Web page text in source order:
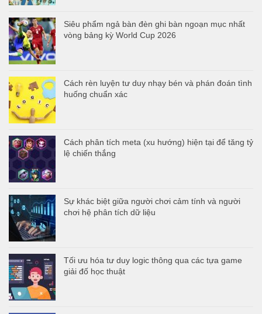
Siêu phẩm ngả bàn đèn ghi bàn ngoạn mục nhất
vòng bảng kỳ World Cup 2026
Cách rèn luyện tư duy nhạy bén và phán đoán tình
huống chuẩn xác
Cách phân tích meta (xu hướng) hiện tại để tăng tỷ
lệ chiến thắng
Sự khác biệt giữa người chơi cảm tính và người
chơi hệ phân tích dữ liệu
Tối ưu hóa tư duy logic thông qua các tựa game
giải đố học thuật